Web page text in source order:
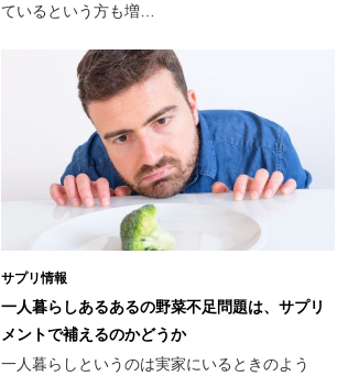
ているという方も増…
サプリ情報
一人暮らしあるあるの野菜不足問題は、サプリ
メントで補えるのかどうか
一人暮らしというのは実家にいるときのよう